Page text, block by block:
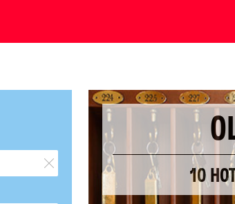
10